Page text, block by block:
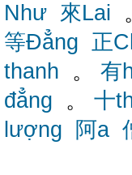
Như 來Lai
等Đẳng 正
thanh 。 有
đẳng 。 十
lượng
阿a